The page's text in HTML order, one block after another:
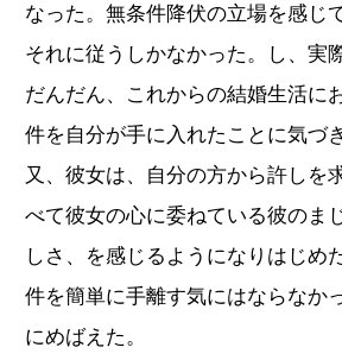
なった。無条件降伏の立場を感じ
それに従うしかなかった。し、実
だんだん、これからの結婚生活に
件を自分が手に入れたことに気づ
又、彼女は、自分の方から許しを
べて彼女の心に委ねている彼のま
しさ、を感じるようになりはじめ
件を簡単に手離す気にはならなか
にめばえた。